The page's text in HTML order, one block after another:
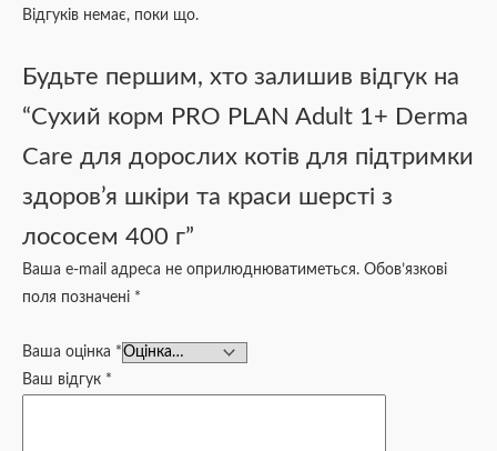
Відгуків немає, поки що.
Будьте першим, хто залишив відгук на
“Сухий корм PRO PLAN Adult 1+ Derma
Care для дорослих котів для підтримки
здоров’я шкіри та краси шерсті з
лососем 400 г”
Ваша e-mail адреса не оприлюднюватиметься. Обов’язкові
поля позначені *
Ваша оцінка *
Ваш відгук *